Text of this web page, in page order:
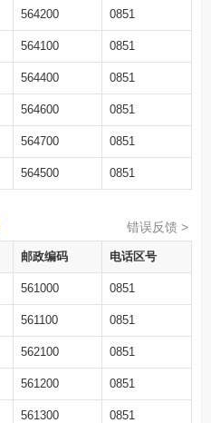
564200 0851
564100 0851
564400 0851
564600 0851
564700 0851
564500 0851
错误反馈 >
邮政编码 电话区号
561000 0851
561100 0851
562100 0851
561200 0851
561300 0851